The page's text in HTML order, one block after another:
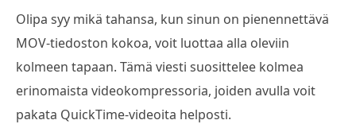
Olipa syy mikä tahansa, kun sinun on pienennettävä
MOV-tiedoston kokoa, voit luottaa alla oleviin
kolmeen tapaan. Tämä viesti suosittelee kolmea
erinomaista videokompressoria, joiden avulla voit
pakata QuickTime-videoita helposti.